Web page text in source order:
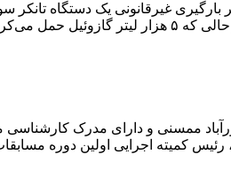
بارگیری غیرقانونی یک دستگاه
این تانکر را در حالی که ۵ هزار
ممسنی و دارای مدرک
کمیته اجرایی اولین دوره